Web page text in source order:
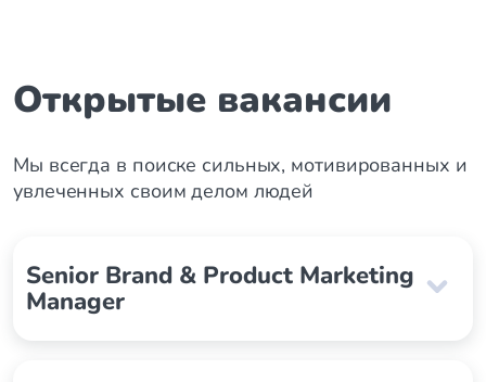
Открытые вакансии
Мы всегда в поиске сильных, мотивированных и
увлеченных своим делом людей
Senior Brand & Product Marketing
Manager